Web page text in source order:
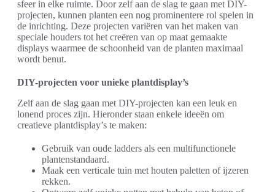
sfeer in elke ruimte. Door zelf aan de slag te gaan met DIY-
projecten, kunnen planten een nog prominentere rol spelen in
de inrichting. Deze projecten variëren van het maken van
speciale houders tot het creëren van op maat gemaakte
displays waarmee de schoonheid van de planten maximaal
wordt benut.
DIY-projecten voor unieke plantdisplay’s
Zelf aan de slag gaan met DIY-projecten kan een leuk en
lonend proces zijn. Hieronder staan enkele ideeën om
creatieve plantdisplay’s te maken:
Gebruik van oude ladders als een multifunctionele
plantenstandaard.
Maak een verticale tuin met houten paletten of ijzeren
rekken.